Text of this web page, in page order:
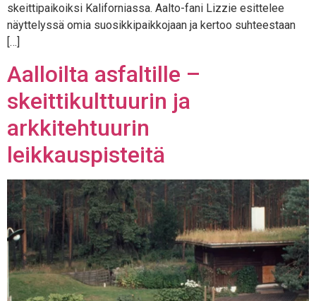
skeittipaikoiksi Kaliforniassa. Aalto-fani Lizzie esittelee
näyttelyssä omia suosikkipaikkojaan ja kertoo suhteestaan
[…]
Aalloilta asfaltille –
skeittikulttuurin ja
arkkitehtuurin
leikkauspisteitä